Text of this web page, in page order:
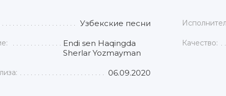
Узбекские песни
Endi sen Haqingda
Sherlar Yozmayman
Качество:
06.09.2020